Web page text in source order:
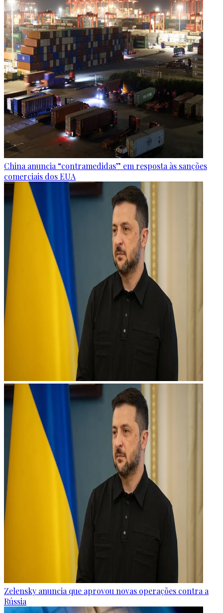
China anuncia “contramedidas” em resposta às sanções
comerciais dos EUA
Zelensky anuncia que aprovou novas operações contra a
Rússia